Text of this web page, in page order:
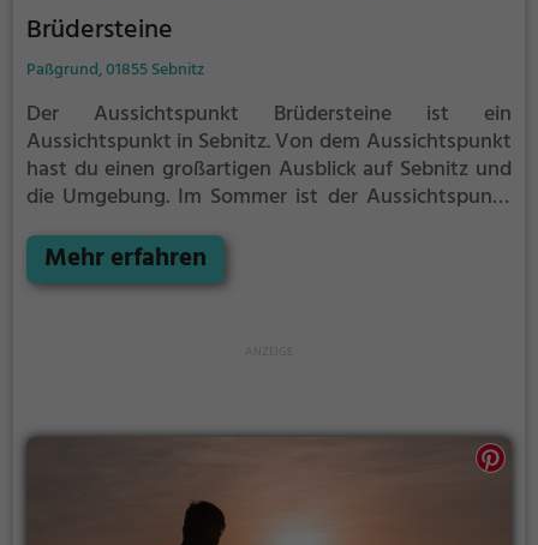
Brüdersteine
Paßgrund, 01855 Sebnitz
Der Aussichtspunkt Brüdersteine ist ein
Aussichtspunkt in Sebnitz.Von dem Aussichtspunkt
hast du einen großartigen Ausblick auf Sebnitz und
die Umgebung. Im Sommer ist der Aussichtspunkt
Familienausflüge, Wanderungen oder zum
Picknicken und lockt an warmen und sonnigen
Mehr erfahren